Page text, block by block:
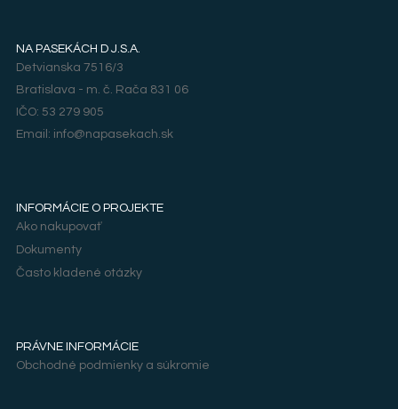
NA PASEKÁCH D J.S.A.
Detvianska 7516/3
Bratislava - m. č. Rača 831 06
IČO: 53 279 905
Email: info@napasekach.sk
INFORMÁCIE O PROJEKTE
Ako nakupovať
Dokumenty
Často kladené otázky
PRÁVNE INFORMÁCIE
Obchodné podmienky a súkromie